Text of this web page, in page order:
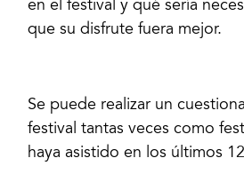
en el festival y qué sería
que su disfrute fuera mejor.
Se puede realizar un
festival tantas veces como
haya asistido en los últimos